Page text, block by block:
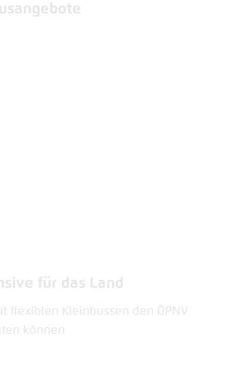
für das Land
flexiblen Kleinbussen den ÖPNV
können